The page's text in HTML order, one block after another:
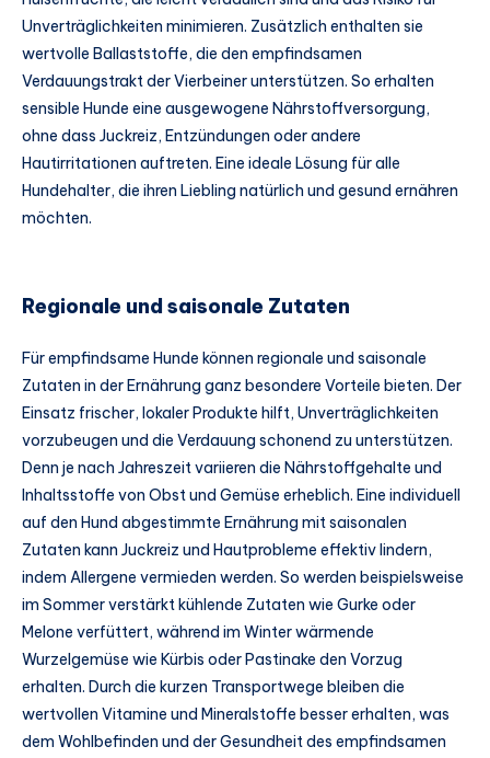
Unverträglichkeiten minimieren. Zusätzlich enthalten sie
wertvolle Ballaststoffe, die den empfindsamen
Verdauungstrakt der Vierbeiner unterstützen. So erhalten
sensible Hunde eine ausgewogene Nährstoffversorgung,
ohne dass Juckreiz, Entzündungen oder andere
Hautirritationen auftreten. Eine ideale Lösung für alle
Hundehalter, die ihren Liebling natürlich und gesund ernähren
möchten.
Regionale und saisonale Zutaten
Für empfindsame Hunde können regionale und saisonale
Zutaten in der Ernährung ganz besondere Vorteile bieten. Der
Einsatz frischer, lokaler Produkte hilft, Unverträglichkeiten
vorzubeugen und die Verdauung schonend zu unterstützen.
Denn je nach Jahreszeit variieren die Nährstoffgehalte und
Inhaltsstoffe von Obst und Gemüse erheblich. Eine individuell
auf den Hund abgestimmte Ernährung mit saisonalen
Zutaten kann Juckreiz und Hautprobleme effektiv lindern,
indem Allergene vermieden werden. So werden beispielsweise
im Sommer verstärkt kühlende Zutaten wie Gurke oder
Melone verfüttert, während im Winter wärmende
Wurzelgemüse wie Kürbis oder Pastinake den Vorzug
erhalten. Durch die kurzen Transportwege bleiben die
wertvollen Vitamine und Mineralstoffe besser erhalten, was
dem Wohlbefinden und der Gesundheit des empfindsamen